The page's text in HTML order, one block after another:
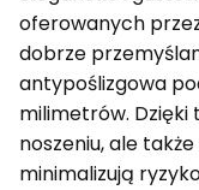
oferowanych
dobrze
antypoślizgowa
milimetrów. Dzięki
noszeniu, ale
minimalizują